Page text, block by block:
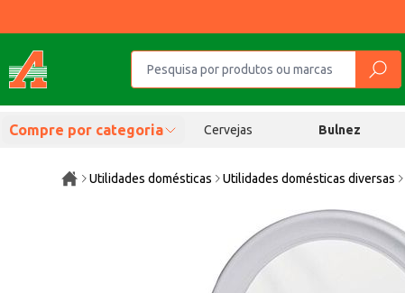
Compre por categoria Cervejas Bulnez
Utilidades domésticas Utilidades domésticas diversas